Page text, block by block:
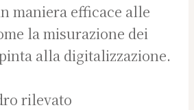
maniera efficace alle
la misurazione dei
alla digitalizzazione.
rilevato